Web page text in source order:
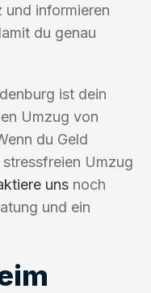
und informieren
du genau
ist dein
Umzug von
du Geld
Umzug
uns noch
und ein